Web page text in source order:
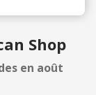
Shop
en août